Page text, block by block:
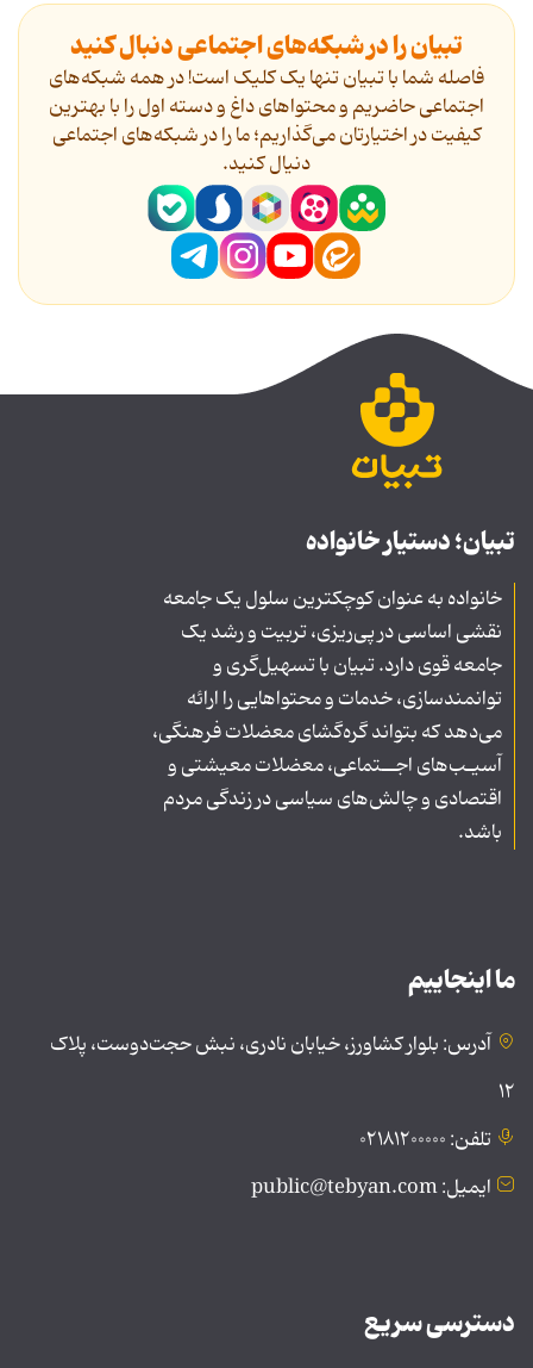
تبیان را در شبکه‌های اجتماعی دنبال کنید
فاصله شما با تبیان تنها یک کلیک است! در همه شبکه‌های
اجتماعی حاضریم و محتواهای داغ و دسته اول را با بهترین
کیفیت در اختیارتان می‌گذاریم؛ ما را در شبکه‌های اجتماعی
دنیال کنید.
تبیان؛ دستیار خانواده
خانواده به عنوان کوچکترین سلول یک جامعه
نقشی اساسی در پی‌ریزی، تربیت و رشد یک
جامعه قوی دارد. تبیان با تسهیل‌گری و
توانمندسازی، خدمات و محتواهایی را ارائه
می‌دهد که بتواند گره‌گشای معضلات فرهنگی،
آسیـب‌های اجــتماعی، معضلات معیشتی و
اقتصادی و چالش‌های سیاسی در زندگی مردم
باشد.
ما اینجاییم
آدرس: بلوار کشاورز، خیابان نادری، نبش حجت‌دوست، پلاک
۱۲
تلفن: ۰۲۱۸۱۲۰۰۰۰۰
ایمیل: public@tebyan.com
دسترسی سریع